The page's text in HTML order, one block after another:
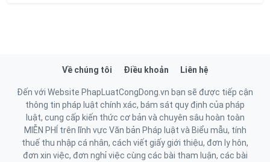
Về chúng tôi Điều khoản Liên hệ
Đến với Website PhapLuatCongDong.vn bạn sẽ được tiếp cận
thông tin pháp luật chính xác, bám sát quy định của pháp
luật, cung cấp kiến thức cơ bản và chuyên sâu hoàn toàn
MIỄN PHÍ trên lĩnh vực Văn bản Pháp luật và Biểu mẫu, tính
thuế thu nhập cá nhân, cách viết giấy giới thiệu, đơn ly hôn,
đơn xin việc, đơn nghỉ việc cùng các bài tham luận, các bài